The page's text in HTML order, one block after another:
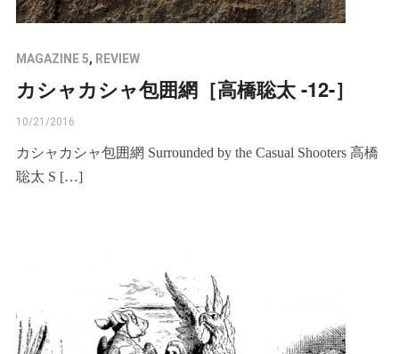
MAGAZINE 5, REVIEW
カシャカシャ包囲網［高橋聡太 -12-］
10/21/2016
カシャカシャ包囲網 Surrounded by the Casual Shooters 高橋
聡太 S […]